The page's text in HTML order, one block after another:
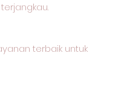
terbaik untuk